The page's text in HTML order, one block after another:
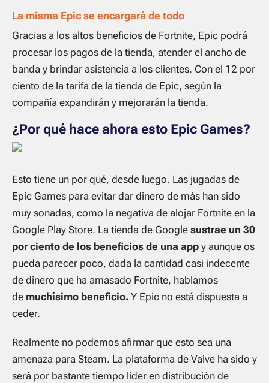
La misma Epic se encargará de todo
Gracias a los altos beneficios de Fortnite, Epic podrá
procesar los pagos de la tienda, atender el ancho de
banda y brindar asistencia a los clientes. Con el 12 por
ciento de la tarifa de la tienda de Epic, según la
compañía expandirán y mejorarán la tienda.
¿Por qué hace ahora esto Epic Games?
Esto tiene un por qué, desde luego. Las jugadas de
Epic Games para evitar dar dinero de más han sido
muy sonadas, como la negativa de alojar Fortnite en la
Google Play Store. La tienda de Google sustrae un 30
por ciento de los beneficios de una app y aunque os
pueda parecer poco, dada la cantidad casi indecente
de dinero que ha amasado Fortnite, hablamos
de muchísimo beneficio. Y Epic no está dispuesta a
ceder.
Realmente no podemos afirmar que esto sea una
amenaza para Steam. La plataforma de Valve ha sido y
será por bastante tiempo líder en distribución de